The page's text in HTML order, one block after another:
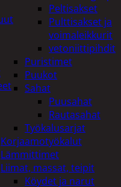
Peltisakset
Pulttisakset ja
voimaleikkurit
vetoniittipihdit
Puristimet
Puukot
Sahat
Puusahat
Rautasahat
Työkalusarjat
Korjaamotyökalut
Lämmittimet
Liimat, massat, teipit
Köydet ja narut